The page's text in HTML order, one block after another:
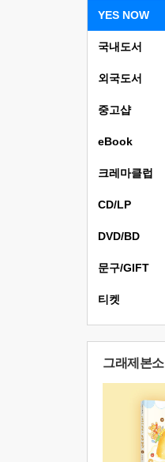
YES NOW
국내도서
외국도서
중고샵
eBook
크레마클럽
CD/LP
DVD/BD
문구/GIFT
티켓
그래제본소